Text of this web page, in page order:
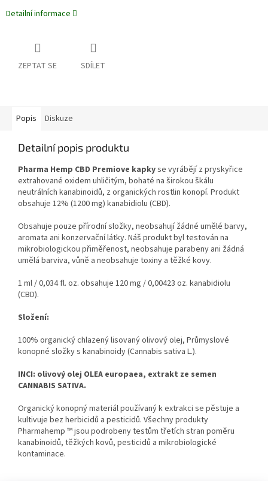
Detailní informace
ZEPTAT SE SDÍLET
Popis Diskuze
Detailní popis produktu
Pharma Hemp CBD Premiove kapkyse vyrábějí z pryskyřice
extrahované oxidem uhličitým, bohaté na širokou škálu
neutrálních kanabinoidů, z organických rostlin konopí. Produkt
obsahuje 12% (1200 mg) kanabidiolu (CBD).
Obsahuje pouze přírodní složky, neobsahují žádné umělé barvy,
aromata ani konzervační látky. Náš produkt byl testován na
mikrobiologickou přiměřenost, neobsahuje parabeny ani žádná
umělá barviva, vůně a neobsahuje toxiny a těžké kovy.
1 ml / 0,034 fl. oz. obsahuje 120 mg / 0,00423 oz. kanabidiolu
(CBD).
Složení:
100% organický chlazený lisovaný olivový olej, Průmyslové
konopné složky s kanabinoidy (Cannabis sativa L.).
INCI: olivový olej OLEA europaea, extrakt ze semen
CANNABIS SATIVA.
Organický konopný materiál používaný k extrakci se pěstuje a
kultivuje bez herbicidů a pesticidů. Všechny produkty
Pharmahemp ™ jsou podrobeny testům třetích stran poměru
kanabinoidů, těžkých kovů, pesticidů a mikrobiologické
kontaminace.